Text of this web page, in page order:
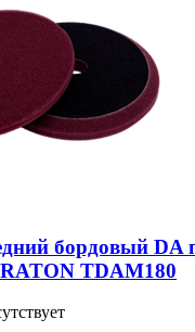
бордовый DA
TDAM180